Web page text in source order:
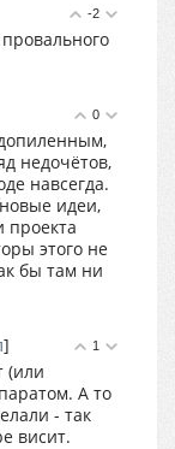
-2
0
недочётов,
навсегда.
идеи,
проекта
этого не
бы там ни
1
]
(или
А то
- так
висит.